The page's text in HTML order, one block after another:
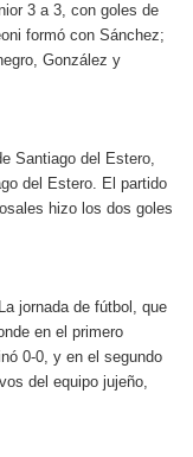
3 a 3, con goles de
formó con Sánchez;
González y
Santiago del Estero,
del Estero. El partido
hizo los dos goles
jornada de fútbol, que
en el primero
0-0, y en el segundo
del equipo jujeño,